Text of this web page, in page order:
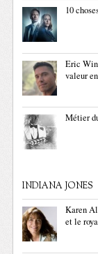
10
Eric
valeur
Métier
INDIANA JONES
Karen
et le